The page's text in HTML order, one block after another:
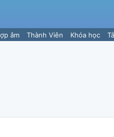
âm Thành Viên Khóa học